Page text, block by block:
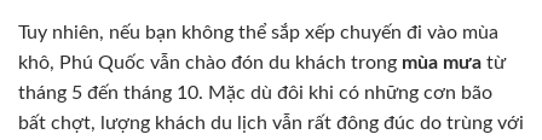
Tuy nhiên, nếu bạn không thể sắp xếp chuyến đi vào mùa
khô, Phú Quốc vẫn chào đón du khách trong mùa mưa từ
tháng 5 đến tháng 10. Mặc dù đôi khi có những cơn bão
bất chợt, lượng khách du lịch vẫn rất đông đúc do trùng với